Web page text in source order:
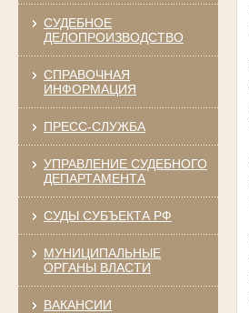
СУДЕБНОЕ
ДЕЛОПРОИЗВОДСТВО
СПРАВОЧНАЯ
ИНФОРМАЦИЯ
ПРЕСС-СЛУЖБА
УПРАВЛЕНИЕ СУДЕБНОГО
ДЕПАРТАМЕНТА
СУДЫ СУБЪЕКТА РФ
МУНИЦИПАЛЬНЫЕ
ОРГАНЫ ВЛАСТИ
ВАКАНСИИ